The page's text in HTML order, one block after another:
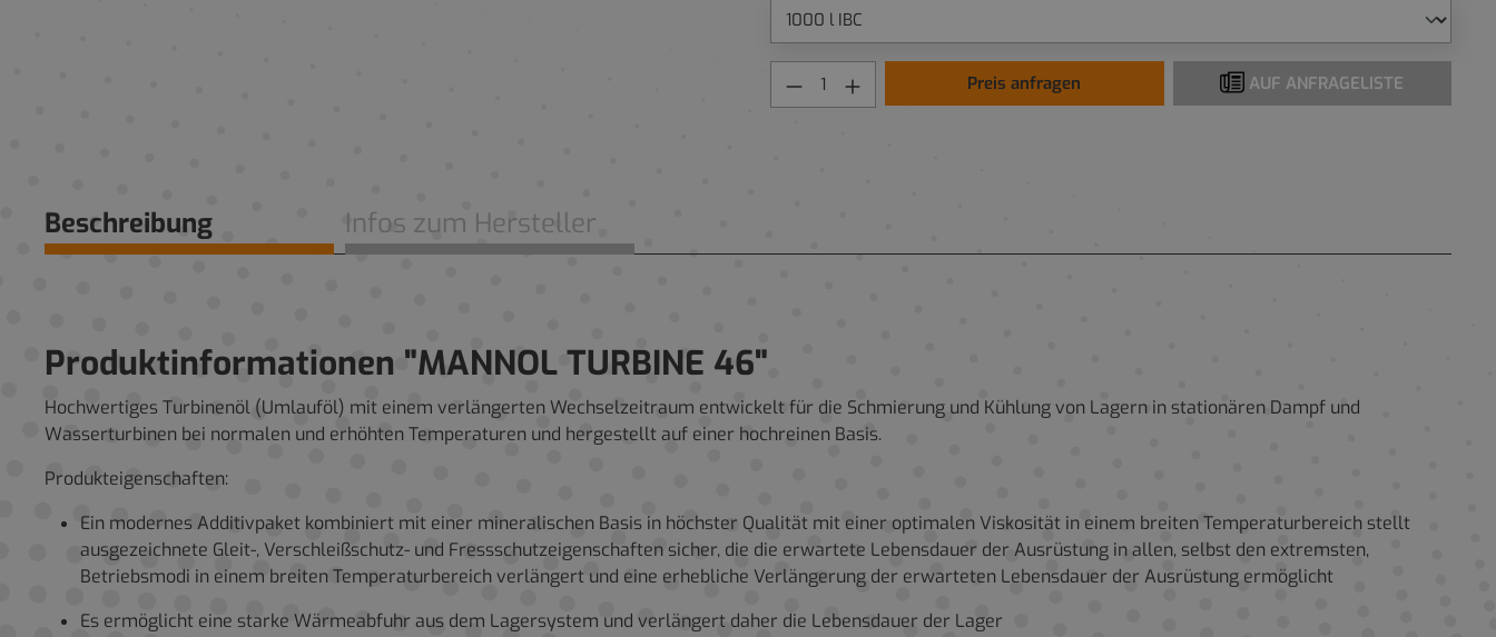
Preis anfragen AUF ANFRAGELISTE
Beschreibung Infos zum Hersteller
Produktinformationen "MANNOL TURBINE 46"
Hochwertiges Turbinenöl (Umlauföl) mit einem verlängerten Wechselzeitraum entwickelt für die Schmierung und Kühlung von Lagern in stationären Dampf und
Wasserturbinen bei normalen und erhöhten Temperaturen und hergestellt auf einer hochreinen Basis.
Produkteigenschaften:
Ein modernes Additivpaket kombiniert mit einer mineralischen Basis in höchster Qualität mit einer optimalen Viskosität in einem breiten Temperaturbereich stellt
ausgezeichnete Gleit-, Verschleißschutz- und Fressschutzeigenschaften sicher, die die erwartete Lebensdauer der Ausrüstung in allen, selbst den extremsten,
Betriebsmodi in einem breiten Temperaturbereich verlängert und eine erhebliche Verlängerung der erwarteten Lebensdauer der Ausrüstung ermöglicht
Es ermöglicht eine starke Wärmeabfuhr aus dem Lagersystem und verlängert daher die Lebensdauer der Lager